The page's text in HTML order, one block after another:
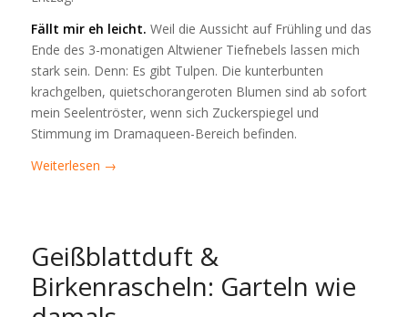
Fällt mir eh leicht. Weil die Aussicht auf Frühling und das
Ende des 3-monatigen Altwiener Tiefnebels lassen mich
stark sein. Denn: Es gibt Tulpen. Die kunterbunten
krachgelben, quietschorangeroten Blumen sind ab sofort
mein Seelentröster, wenn sich Zuckerspiegel und
Stimmung im Dramaqueen-Bereich befinden.
Weiterlesen →
Geißblattduft &
Birkenrascheln: Garteln wie